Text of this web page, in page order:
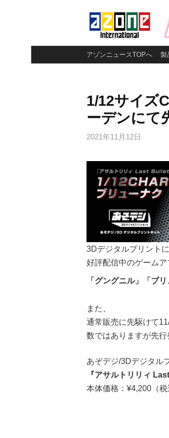
ン
アゾンニュースTOPへ 製
1/12サイズ
ーデンにて
2021年11月12日
3Dデジタルプリント
好評配信中のゲームア
「グングニル」「ブ
また、
通常販売に先駆けて
数ではありますが先行
あぞデジ/3Dデジタル
『アサルトリリィ
本体価格： ¥4,200 （